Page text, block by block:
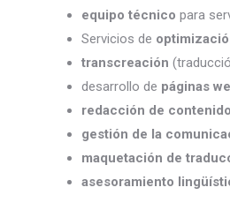
equipo técnico para
Servicios de
transcreación
desarrollo de páginas
redacción de
gestión de la
maquetación de
asesoramiento